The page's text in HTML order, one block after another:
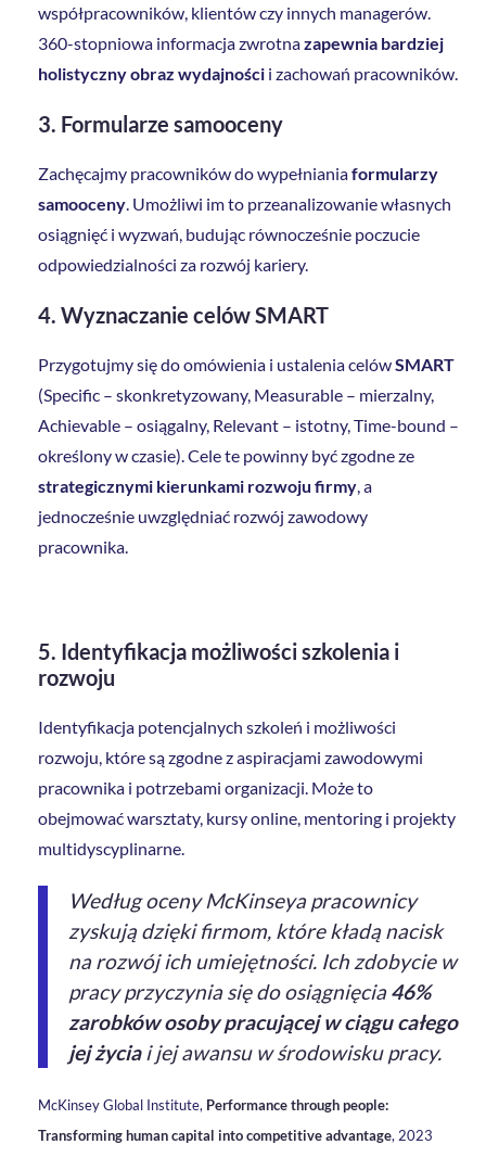
współpracowników, klientów czy innych managerów.
360-stopniowa informacja zwrotnazapewnia bardziej
holistyczny obraz wydajności i zachowań pracowników.
3. Formularze samooceny
Zachęcajmy pracowników do wypełnianiaformularzy
samooceny. Umożliwi im to przeanalizowanie własnych
osiągnięć i wyzwań, budując równocześnie poczucie
odpowiedzialności za rozwój kariery.
4. Wyznaczanie celów SMART
Przygotujmy się do omówienia i ustalenia celówSMART
(Specific – skonkretyzowany, Measurable – mierzalny,
Achievable – osiągalny, Relevant – istotny, Time-bound –
określony w czasie). Cele te powinny być zgodne ze
strategicznymi kierunkami rozwoju firmy, a
jednocześnie uwzględniać rozwój zawodowy
pracownika.
5. Identyfikacja możliwości szkolenia i
rozwoju
Identyfikacja potencjalnych szkoleń i możliwości
rozwoju, które są zgodne z aspiracjami zawodowymi
pracownika i potrzebami organizacji. Może to
obejmować warsztaty, kursy online, mentoring i projekty
multidyscyplinarne.
Według oceny McKinseya pracownicy
zyskują dzięki firmom, które kładą nacisk
na rozwój ich umiejętności. Ich zdobycie w
pracy przyczynia się do osiągnięcia46%
zarobków osoby pracującej w ciągu całego
jej życiai jej awansu w środowisku pracy.
McKinsey Global Institute, Performance through people:
Transforming human capital into competitive advantage, 2023